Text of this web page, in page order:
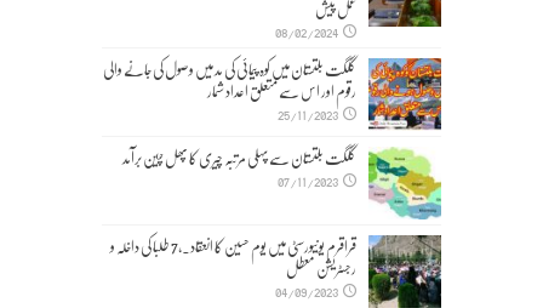
عمل پیش
08/02/2024
گلگت بلتستان میں کوہ پیمائی کی مد میں وصول کی جانے والی
رقوم اور اس سے متعلق اعداد شمار
25/11/2023
گلگت بلتستان سے پہلی مرتبہ چیری کا پھل چین برآمد
07/11/2023
قراقرم یونیورسٹی میں یوم حسین کا انعقاد۔,7 طلبا کی داخلہ و
رجسٹریشن معطل
04/09/2023